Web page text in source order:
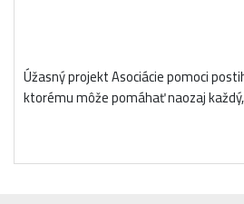
Úžasný projekt Asociácie pomoci
ktorému môže pomáhať naozaj